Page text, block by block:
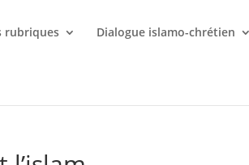
rubriques Dialogue islamo-chrétien